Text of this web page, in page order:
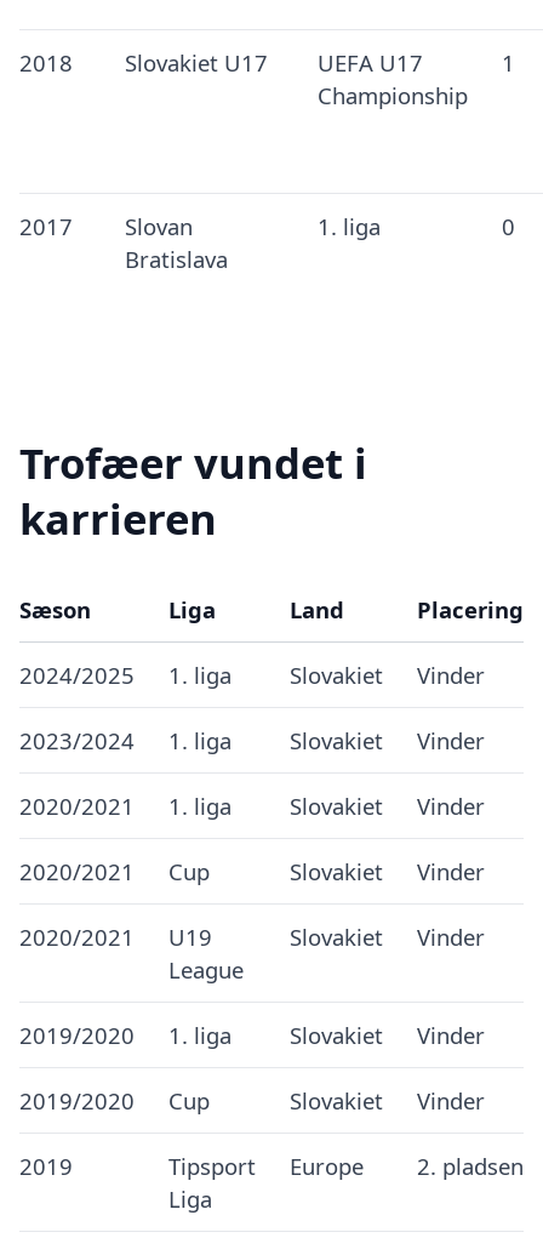
2018 Slovakiet U17
UEFA U17
Championship
1
2017
Slovan
Bratislava
1. liga 0
Trofæer vundet i
karrieren
Sæson Liga Land Placering
2024/2025 1. liga Slovakiet Vinder
2023/2024 1. liga Slovakiet Vinder
2020/2021 1. liga Slovakiet Vinder
2020/2021 Cup Slovakiet Vinder
2020/2021
U19
League
Slovakiet Vinder
2019/2020 1. liga Slovakiet Vinder
2019/2020 Cup Slovakiet Vinder
2019
Tipsport
Liga
Europe 2. pladsen